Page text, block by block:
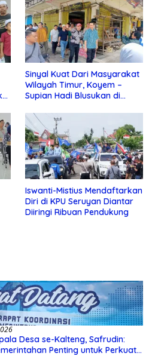
Sinyal Kuat Dari Masyarakat
Wilayah Timur, Koyem –
Supian Hadi Blusukan di
Iswanti-Mistius Mendaftarkan
Diri di KPU Seruyan Diantar
Diiringi Ribuan Pendukung
Desa se-Kalteng, Safrudin:
Penting untuk Perkuat